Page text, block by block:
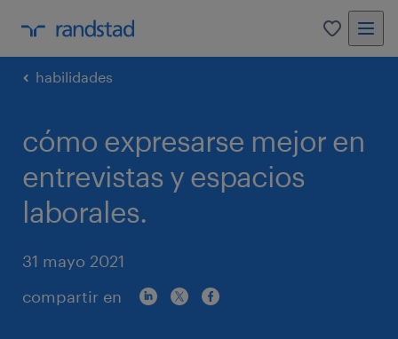
0
habilidades
cómo expresarse mejor en
entrevistas y espacios
laborales.
31 mayo 2021
compartir en